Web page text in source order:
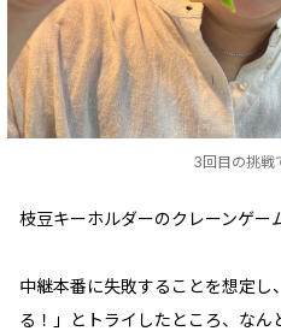
3回目の挑戦
枝豆キーホルダーのクレーンゲー
中継本番に失敗することを想定し
る！」とトライしたところ、なん